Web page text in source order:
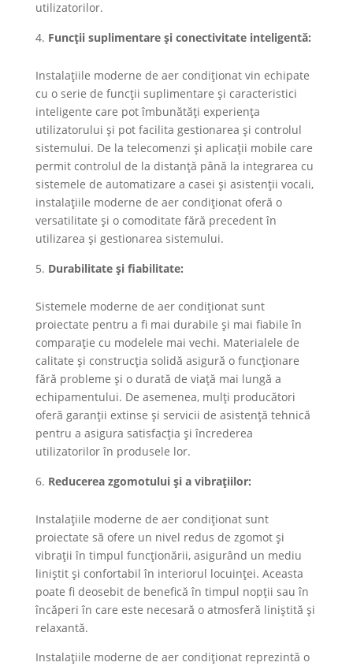
utilizatorilor.
Funcții suplimentare și conectivitate inteligentă:
Instalațiile moderne de aer condiționat vin echipate
cu o serie de funcții suplimentare și caracteristici
inteligente care pot îmbunătăți experiența
utilizatorului și pot facilita gestionarea și controlul
sistemului. De la telecomenzi și aplicații mobile care
permit controlul de la distanță până la integrarea cu
sistemele de automatizare a casei și asistenții vocali,
instalațiile moderne de aer condiționat oferă o
versatilitate și o comoditate fără precedent în
utilizarea și gestionarea sistemului.
Durabilitate și fiabilitate:
Sistemele moderne de aer condiționat sunt
proiectate pentru a fi mai durabile și mai fiabile în
comparație cu modelele mai vechi. Materialele de
calitate și construcția solidă asigură o funcționare
fără probleme și o durată de viață mai lungă a
echipamentului. De asemenea, mulți producători
oferă garanții extinse și servicii de asistență tehnică
pentru a asigura satisfacția și încrederea
utilizatorilor în produsele lor.
Reducerea zgomotului și a vibrațiilor:
Instalațiile moderne de aer condiționat sunt
proiectate să ofere un nivel redus de zgomot și
vibrații în timpul funcționării, asigurând un mediu
liniștit și confortabil în interiorul locuinței. Aceasta
poate fi deosebit de benefică în timpul nopții sau în
încăperi în care este necesară o atmosferă liniștită și
relaxantă.
Instalațiile moderne de aer condiționat reprezintă o